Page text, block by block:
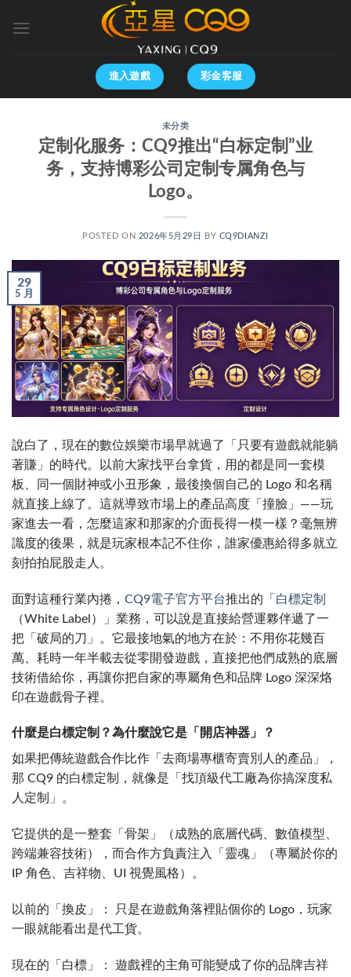
進入遊戲 彩金客服
未分类
定制化服务：CQ9推出“白标定制”业
务，支持博彩公司定制专属角色与
Logo。
POSTED ON 2026年5月29日 BY CQ9DIANZI
29
5 月
說白了，現在的數位娛樂市場早就過了「只要有遊戲就能躺
著賺」的時代。
以前大家找平台拿貨，用的都是同一套模
板、同一個財神或小丑形象，最後換個自己的 Logo 和名稱
就直接上線了。這就導致市場上的產品高度「撞臉」——玩
家進去一看，怎麼這家和那家的介面長得一模一樣？毫無辨
識度的後果，就是玩家根本記不住你，誰家優惠給得多就立
刻拍拍屁股走人。
面對這種行業內捲， CQ9電子官方平台推出的「 白標定制
（White Label）」業務，可以說是直接給營運夥伴遞了一
把「破局的刀」。它最接地氣的地方在於：不用你花幾百
萬、耗時一年半載去從零開發遊戲，直接把他們成熟的底層
技術借給你，再讓你把自家的專屬角色和品牌 Logo 深深烙
印在遊戲骨子裡。
什麼是白標定制？為什麼說它是「開店神器」？
如果把傳統遊戲合作比作「去商場專櫃寄賣別人的產品」，
那 CQ9 的白標定制，就像是「找頂級代工廠為你搞深度私
人定制」。
它提供的是一整套「骨架」（成熟的底層代碼、數值模型、
跨端兼容技術），而合作方負責注入「靈魂」（專屬於你的
IP 角色、吉祥物、UI 視覺風格）。
以前的「換皮」： 只是在遊戲角落裡貼個你的 Logo，玩家
一眼就能看出是代工貨。
現在的「白標」： 遊戲裡的主角可能變成了你的品牌吉祥